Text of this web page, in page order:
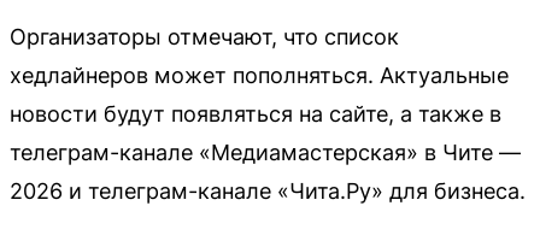
Организаторы отмечают, что список
хедлайнеров может пополняться. Актуальные
новости будут появляться на сайте, а также в
телеграм-канале «Медиамастерская» в Чите —
2026 и телеграм-канале «Чита.Ру» для бизнеса.